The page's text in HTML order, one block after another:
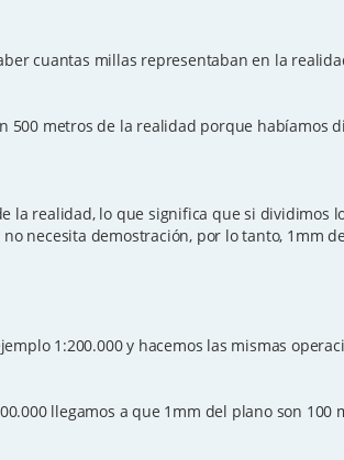
cuantas millas representaban en la
metros de la realidad porque habíamos
la realidad, lo que significa que si dividimos
necesita demostración, por lo tanto, 1mm
1:200.000 y hacemos las mismas
llegamos a que 1mm del plano son 100